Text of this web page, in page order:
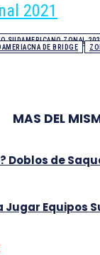
2021
SUDAMERICANO ZONAL
DE BRIDGE
MAS DEL
Doblos de
Equipos